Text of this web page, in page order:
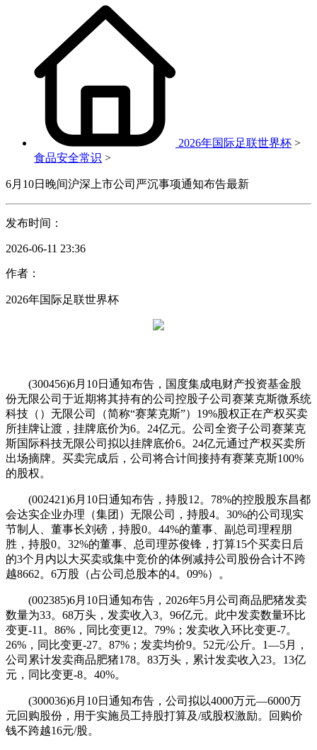
2026年国际足联世界杯 >
食品安全常识 >
6月10日晚间沪深上市公司严沉事项通知布告最新
发布时间：
2026-06-11 23:36
作者：
2026年国际足联世界杯
(300456)6月10日通知布告，国度集成电财产投资基金股
份无限公司于近期将其持有的公司控股子公司赛莱克斯微系统
科技（）无限公司（简称“赛莱克斯”）19%股权正在产权买卖
所挂牌让渡，挂牌底价为6。24亿元。公司全资子公司赛莱克
斯国际科技无限公司拟以挂牌底价6。24亿元通过产权买卖所
出场摘牌。买卖完成后，公司将合计间接持有赛莱克斯100%
的股权。
(002421)6月10日通知布告，持股12。78%的控股股东昌都
会达实企业办理（集团）无限公司，持股4。30%的公司现实
节制人、董事长刘磅，持股0。44%的董事、副总司理程朋
胜，持股0。32%的董事、总司理苏俊锋，打算15个买卖日后
的3个月内以大买卖或集中竞价的体例减持公司股份合计不跨
越8662。6万股（占公司总股本的4。09%）。
(002385)6月10日通知布告，2026年5月公司商品肥猪发卖
数量为33。68万头，发卖收入3。96亿元。此中发卖数量环比
变更-11。86%，同比变更12。79%；发卖收入环比变更-7。
26%，同比变更-27。87%；发卖均价9。52元/公斤。1—5月，
公司累计发卖商品肥猪178。83万头，累计发卖收入23。13亿
元，同比变更-8。40%。
(300036)6月10日通知布告，公司拟以4000万元—6000万
元回购股份，用于实施员工持股打算及/或股权激励。回购价
钱不跨越16元/股。